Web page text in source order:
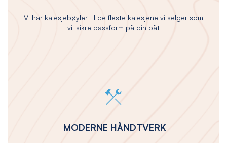
Vi har kalesjebøyler til de fleste kalesjene vi selger som
vil sikre passform på din båt
MODERNE HÅNDTVERK